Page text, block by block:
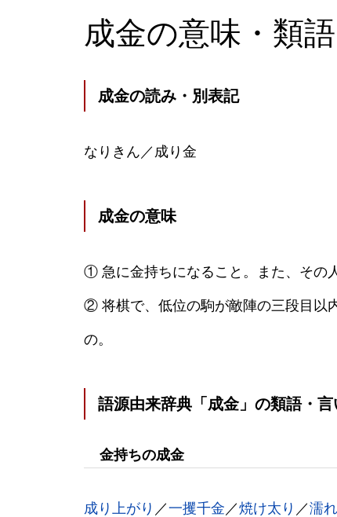
成金の意味・類
成金の読み・別表記
なりきん／成り金
成金の意味
① 急に金持ちになること。また、その人
② 将棋で、低位の駒が敵陣の三段目以
の。
語源由来辞典「成金」の類語・言
金持ちの成金
成り上がり ／一攫千金 ／焼け太り ／濡